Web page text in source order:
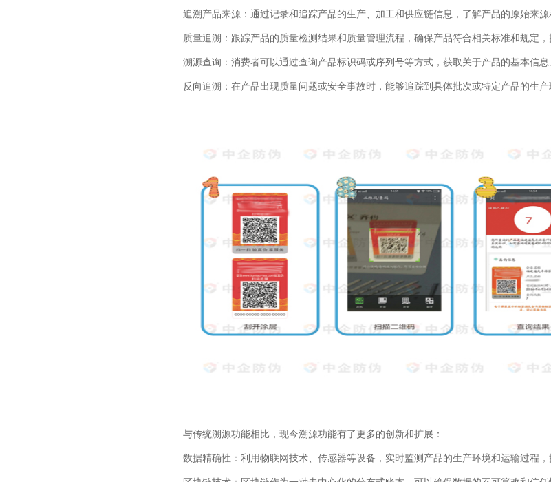
追溯产品来源：通过记录和追踪产品的生产、加工和供应链信息，了解产品的原始来源
质量追溯：跟踪产品的质量检测结果和质量管理流程，确保产品符合相关标准和规定，
溯源查询：消费者可以通过查询产品标识码或序列号等方式，获取关于产品的基本信息
反向追溯：在产品出现质量问题或安全事故时，能够追踪到具体批次或特定产品的生
与传统溯源功能相比，现今溯源功能有了更多的创新和扩展：
数据精确性：利用物联网技术、传感器等设备，实时监测产品的生产环境和运输过程，